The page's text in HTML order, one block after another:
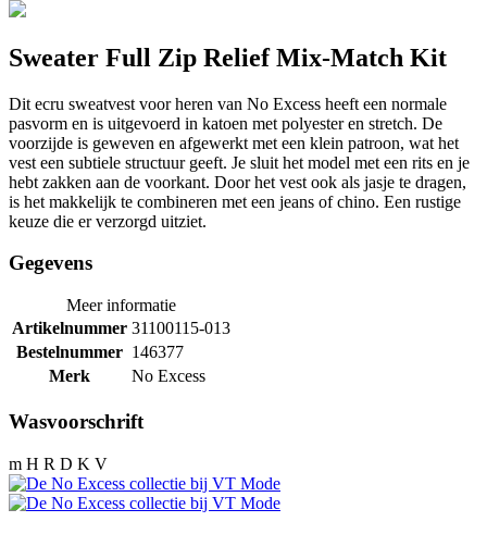
Sweater Full Zip Relief Mix-Match Kit
Dit ecru sweatvest voor heren van No Excess heeft een normale
pasvorm en is uitgevoerd in katoen met polyester en stretch. De
voorzijde is geweven en afgewerkt met een klein patroon, wat het
vest een subtiele structuur geeft. Je sluit het model met een rits en je
hebt zakken aan de voorkant. Door het vest ook als jasje te dragen,
is het makkelijk te combineren met een jeans of chino. Een rustige
keuze die er verzorgd uitziet.
Gegevens
Meer informatie
Artikelnummer 31100115-013
Bestelnummer 146377
Merk
No Excess
Wasvoorschrift
m H R D K V